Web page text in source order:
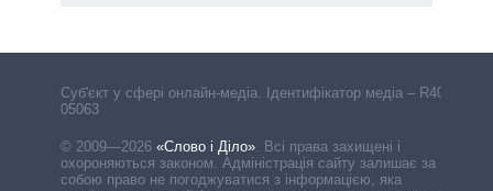
Cуб'єкт у сфері онлайн-медіа. Ідентифікатор медіа – R40-
05063
© 2009—2026 «Слово і Діло»
Всі права захищені і
охороняються законом. Адміністрація сайту залишає за
собою право не погоджуватися з інформацією, яка